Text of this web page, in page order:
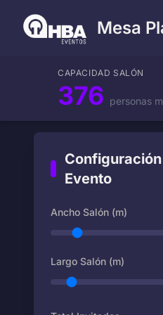
Mesa
CAPACIDAD SALÓN
376 personas
Evento
Ancho Salón (m)
Largo Salón (m)